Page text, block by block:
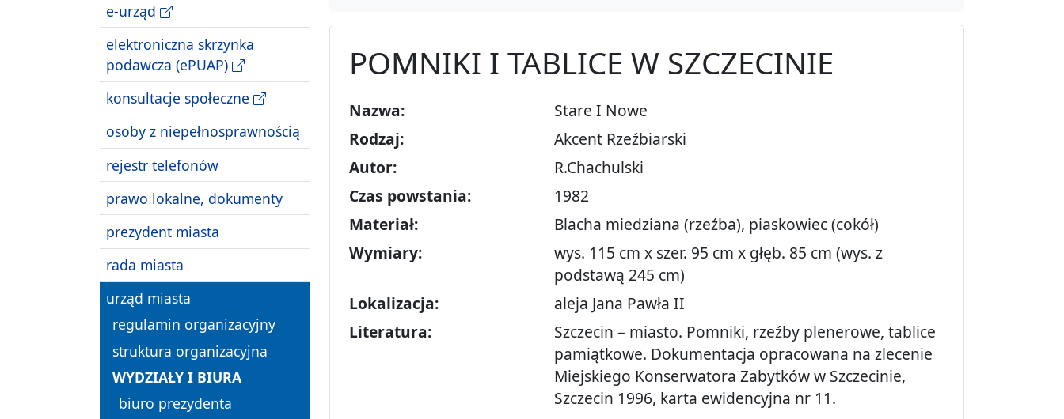
e-urząd
elektroniczna skrzynka
podawcza (ePUAP)
konsultacje społeczne
osoby z niepełnosprawnością
rejestr telefonów
prawo lokalne, dokumenty
prezydent miasta
rada miasta
urząd miasta
regulamin organizacyjny
struktura organizacyjna
WYDZIAŁY I BIURA
biuro prezydenta
POMNIKI I TABLICE W SZCZECINIE
Nazwa:
Stare I Nowe
Rodzaj:
Akcent Rzeźbiarski
Autor:
R.Chachulski
Czas powstania:
1982
Materiał:
Blacha miedziana (rzeźba), piaskowiec (cokół)
Wymiary:
wys. 115 cm x szer. 95 cm x głęb. 85 cm (wys. z
podstawą 245 cm)
Lokalizacja:
aleja Jana Pawła II
Literatura:
Szczecin – miasto. Pomniki, rzeźby plenerowe, tablice
pamiątkowe. Dokumentacja opracowana na zlecenie
Miejskiego Konserwatora Zabytków w Szczecinie,
Szczecin 1996, karta ewidencyjna nr 11.